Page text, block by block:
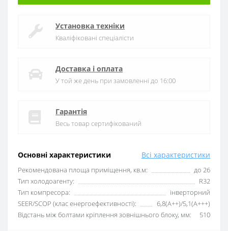
Основні характеристики Всі характеристики
Рекомендована площа приміщення, кв.м:
до 26
Тип холодоагенту:
R32
Тип компресора:
інверторний
SEER/SCOP (клас енергоефективності):
6,8(А++)/5,1(А+++)
Відстань між болтами кріплення зовнішнього блоку, мм:
510
Установка техніки
Кваліфіковані спеціалісти
Доставка і оплата
У той же день при замовленні до 16:00
Гарантія
Весь товар сертифікований